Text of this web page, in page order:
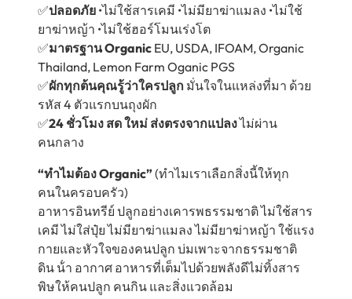
✅ปลอดภัย •ไม่ใช้สารเคมี •ไม่มียาฆ่าแมลง •ไม่ใช้
ยาฆ่าหญ้า •ไม่ใช้ฮอร์โมนเร่งโต
✅มาตรฐาน Organic EU, USDA, IFOAM, Organic
Thailand, Lemon Farm Oganic PGS
✅ผักทุกต้นคุณรู้ว่าใครปลูก มั่นใจในแหล่งที่มา ด้วย
รหัส 4 ตัวแรกบนถุงผัก
✅24 ชั่วโมง สด ใหม่ ส่งตรงจากแปลงไม่ผ่าน
คนกลาง
“ทำไมต้อง Organic”(ทำไมเราเลือกสิ่งนี้ให้ทุก
คนในครอบครัว)
อาหารอินทรีย์ ปลูกอย่างเคารพธรรมชาติ ไม่ใช้สาร
เคมี ไม่ใส่ปุ๋ย ไม่มียาฆ่าแมลง ไม่มียาฆ่าหญ้า ใช้แรง
กายและหัวใจของคนปลูก บ่มเพาะจากธรรมชาติ
ดิน น้ํา อากาศ อาหารที่เต็มไปด้วยพลังดีไม่ทิ้งสาร
พิษให้คนปลูก คนกิน และสิ่งแวดล้อม